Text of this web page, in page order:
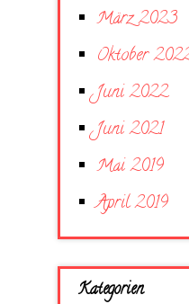
März 2023
Oktober
Juni 2022
Juni 2021
Mai 2019
April 2019
Kategorien